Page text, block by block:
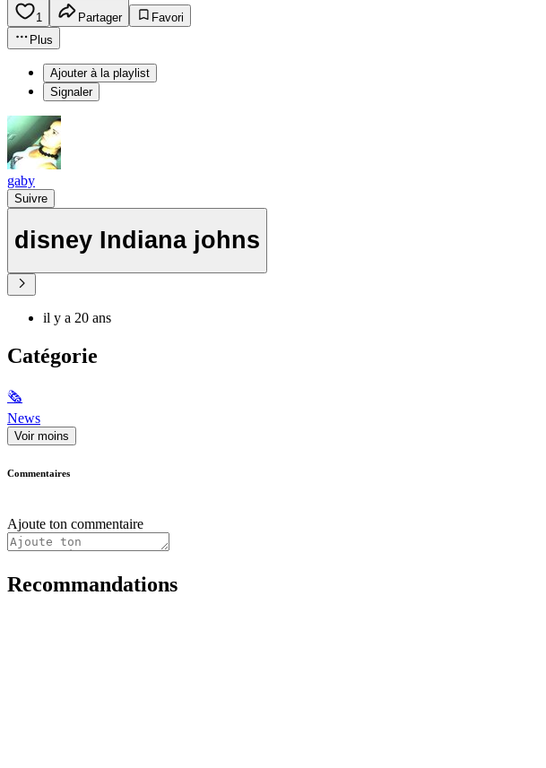
1 Partager
Favori
Plus
Ajouter à la playlist
Signaler
gaby
Suivre
disney Indiana johns
il y a 20 ans
Catégorie
🗞
News
Voir moins
Commentaires
Ajoute ton commentaire
Recommandations